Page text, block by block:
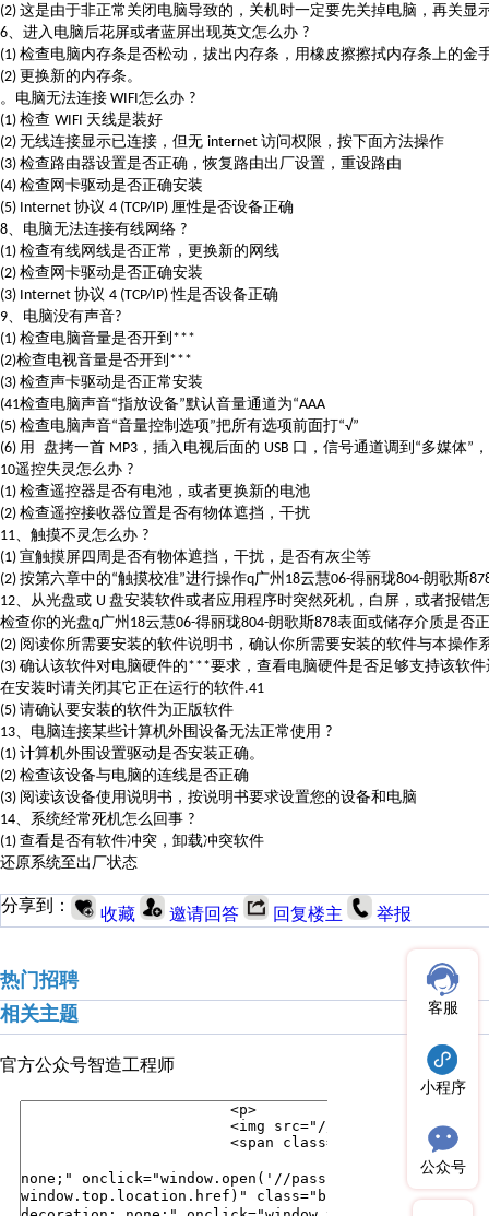
(2) 这是由于非正常关闭电脑导致的，关机时一定要先关掉电脑，再关显
6、进入电脑后花屏或者蓝屏出现英文怎么办 ?
(1) 检查电脑内存条是否松动，拔出内存条，用橡皮擦擦拭内存条上的金
(2) 更换新的内存条。
。电脑无法连接 WIFI怎么办 ?
(1) 检查 WIFI 天线是装好
(2) 无线连接显示已连接，但无 internet 访问权限，按下面方法操作
(3) 检查路由器设置是否正确，恢复路由出厂设置，重设路由
(4) 检查网卡驱动是否正确安装
(5) Internet 协议 4 (TCP/IP) 厘性是否设备正确
8、电脑无法连接有线网络 ?
(1) 检查有线网线是否正常，更换新的网线
(2) 检查网卡驱动是否正确安装
(3) Internet 协议 4 (TCP/IP)性是否设备正确
9、电脑没有声音?
(1) 检查电脑音量是否开到 ***
(2)检查电视音量是否开到 ***
(3) 检查声卡驱动是否正常安装
(41检查电脑声音“指放设备”默认音量通道为“AAA
(5) 检查电脑声音“音量控制选项”把所有选项前面打“√”
(6) 用 盘拷一首 MP3 ，插入电视后面的 USB 口，信号通道调到 “多媒体”
10遥控失灵怎么办 ?
(1) 检查遥控器是否有电池，或者更换新的电池
(2) 检查遥控接收器位置是否有物体遮挡，干扰
11、触摸不灵怎么办 ?
(1) 宣触摸屏四周是否有物体遮挡，干扰，是否有灰尘等
(2) 按第六章中的“触摸校准”进行操作q广州 18云慧06-得丽珑804-朗歌斯
12、从光盘或 U 盘安装软件或者应用程序时突然死机，白屏，或者报错
检查你的光盘q广州 18云慧06-得丽珑804-朗歌斯878表面或储存介质是否
(2) 阅读你所需要安装的软件说明书，确认你所需要安装的软件与本操作
(3) 确认该软件对电脑硬件的***要求，查看电脑硬件是否足够支持该软件
在安装时请关闭其它正在运行的软件.41
(5) 请确认要安装的软件为正版软件
13、电脑连接某些计算机外围设备无法正常使用 ?
(1) 计算机外围设置驱动是否安装正确。
(2) 检查该设备与电脑的连线是否正确
(3) 阅读该设备使用说明书，按说明书要求设置您的设备和电脑
14、系统经常死机怎么回事 ?
(1) 查看是否有软件冲突，卸载冲突软件
还原系统至出厂状态
分享到： 收藏 邀请回答 回复楼主 举报
热门招聘
相关主题
官方公众号智造工程师
客服
小程序
公众号